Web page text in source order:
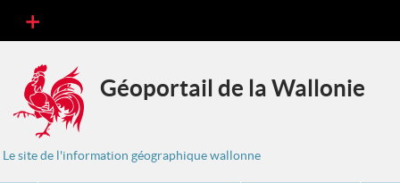
Géoportail de la Wallonie
Le site de l'information géographique wallonne